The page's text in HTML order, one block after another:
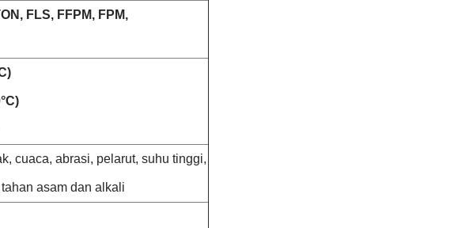
FLS, FFPM, FPM,
cuaca, abrasi, pelarut, suhu tinggi,
asam dan alkali